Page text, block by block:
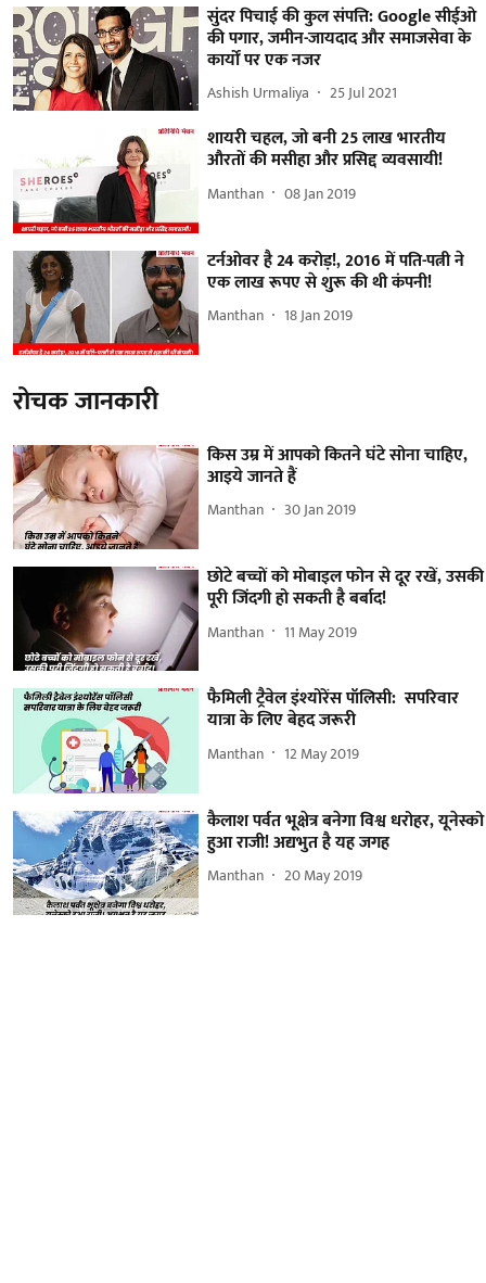
सुंदर पिचाई की कुल संपत्ति: Google सीईओ
की पगार, जमीन-जायदाद और समाजसेवा के
कार्यों पर एक नजर
Ashish Urmaliya 25 Jul 2021
शायरी चहल, जो बनी 25 लाख भारतीय
औरतों की मसीहा और प्रसिद्द व्यवसायी!
Manthan 08 Jan 2019
टर्नओवर है 24 करोड़!, 2016 में पति-पत्नी ने
एक लाख रूपए से शुरू की थी कंपनी!
Manthan 18 Jan 2019
रोचक जानकारी
किस उम्र में आपको कितने घंटे सोना चाहिए,
आइये जानते हैं
Manthan 30 Jan 2019
छोटे बच्चों को मोबाइल फोन से दूर रखें, उसकी
पूरी जिंदगी हो सकती है बर्बाद!
Manthan 11 May 2019
फैमिली ट्रैवेल इंश्योरेंस पॉलिसी: सपरिवार
यात्रा के लिए बेहद जरूरी
Manthan 12 May 2019
कैलाश पर्वत भूक्षेत्र बनेगा विश्व धरोहर, यूनेस्को
हुआ राजी! अद्यभुत है यह जगह
Manthan 20 May 2019